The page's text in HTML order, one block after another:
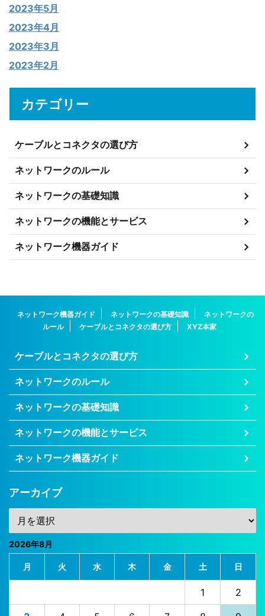
2023年5月
2023年4月
2023年3月
2023年2月
カテゴリー
ケーブルとコネクタの選び方
ネットワークのルール
ネットワークの基礎知識
ネットワークの機能とサービス
ネットワーク機器ガイド
ネットワーク機器ガイド ネットワークの基礎知識
ネットワークの
ルール
ケーブルとコネクタの選び方 XYZ本家
ケーブルとコネクタの選び方
ネットワークのルール
ネットワークの基礎知識
ネットワークの機能とサービス
ネットワーク機器ガイド
アーカイブ
2026年8月
月 火 水 木 金 土 日
1 2